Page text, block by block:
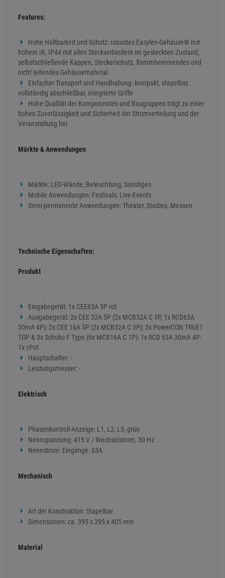
Features:
Hohe Haltbarkeit und Schutz: robustes Easylen-Gehäuse® mit
hohem IK, IP44 mit allen Steckverbindern im gesteckten Zustand,
selbstschließende Kappen, Steckerschutz, flammhemmendes und
nicht leitendes Gehäusematerial
Einfacher Transport und Handhabung: kompakt, stapelbar,
vollständig abschließbar, integrierte Griffe
Hohe Qualität der Komponenten und Baugruppen trägt zu einer
hohen Zuverlässigkeit und Sicherheit der Stromverteilung und der
Veranstaltung bei
Märkte & Anwendungen
Märkte: LED-Wände, Beleuchtung, Sonstiges
Mobile Anwendungen: Festivals, Live-Events
Semi-permanente Anwendungen: Theater, Studios, Messen
Technische Eigenschaften:
Produkt
Eingabegerät: 1x CEE63A 5P rot
Ausgabegerät: 2x CEE 32A 5P (2x MCB32A C 3P, 1x RCD63A
30mA 4P): 2x CEE 16A 5P (2x MCB32A C 3P): 3x PowerCON TRUE1
TOP & 3x Schuko F Type (6x MCB16A C 1P): 1x RCD 63A 30mA 4P:
1x cPot
Hauptschalter: -
Leistungsmesser: -
Elektrisch
Phasenkontroll-Anzeige: L1, L2, L3, grün
Nennspannung: 415 V / Wechselstrom, 50 Hz
Nennstrom: Eingänge: 63A
Mechanisch
Art der Konstruktion: Stapelbar
Dimensionen: ca. 395 x 295 x 405 mm
Material